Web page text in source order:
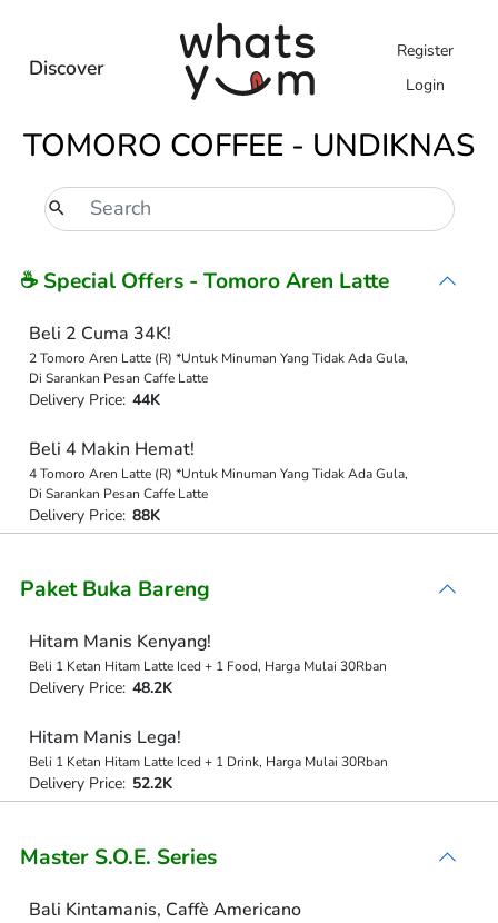
Discover
Register
Login
TOMORO COFFEE - UNDIKNAS
☕ Special Offers - Tomoro Aren Latte
Beli 2 Cuma 34K!
2 Tomoro Aren Latte (R) *Untuk Minuman Yang Tidak Ada Gula,
Di Sarankan Pesan Caffe Latte
Delivery Price: 44K
Beli 4 Makin Hemat!
4 Tomoro Aren Latte (R) *Untuk Minuman Yang Tidak Ada Gula,
Di Sarankan Pesan Caffe Latte
Delivery Price: 88K
Paket Buka Bareng
Hitam Manis Kenyang!
Beli 1 Ketan Hitam Latte Iced + 1 Food, Harga Mulai 30Rban
Delivery Price: 48.2K
Hitam Manis Lega!
Beli 1 Ketan Hitam Latte Iced + 1 Drink, Harga Mulai 30Rban
Delivery Price: 52.2K
Master S.O.E. Series
Bali Kintamanis, Caffè Americano